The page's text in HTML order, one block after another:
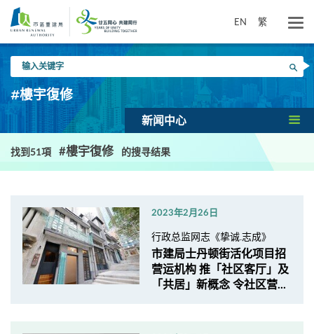
要
EN 繁
入
关
键
搜寻
#樓宇復修
新闻中心
找到51項 #樓宇復修 的搜寻结果
2023年2月26日
行政总监网志《挚诚.志成》
市建局士丹顿街活化项目招
营运机构 推「社区客厅」及
「共居」新概念 令社区营...